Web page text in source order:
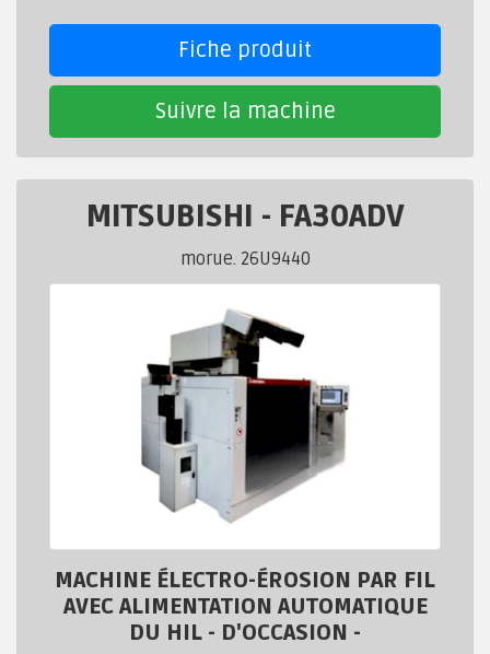
Fiche produit
Suivre la machine
MITSUBISHI - FA30ADV
morue. 26U9440
MACHINE ÉLECTRO-ÉROSION PAR FIL
AVEC ALIMENTATION AUTOMATIQUE
DU HIL - D'OCCASION -